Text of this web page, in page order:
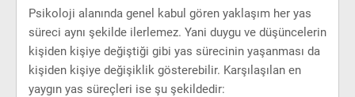
Psikoloji alanında genel kabul gören yaklaşım her yas
süreci aynı şekilde ilerlemez. Yani duygu ve düşüncelerin
kişiden kişiye değiştiği gibi yas sürecinin yaşanması da
kişiden kişiye değişiklik gösterebilir. Karşılaşılan en
yaygın yas süreçleri ise şu şekildedir: